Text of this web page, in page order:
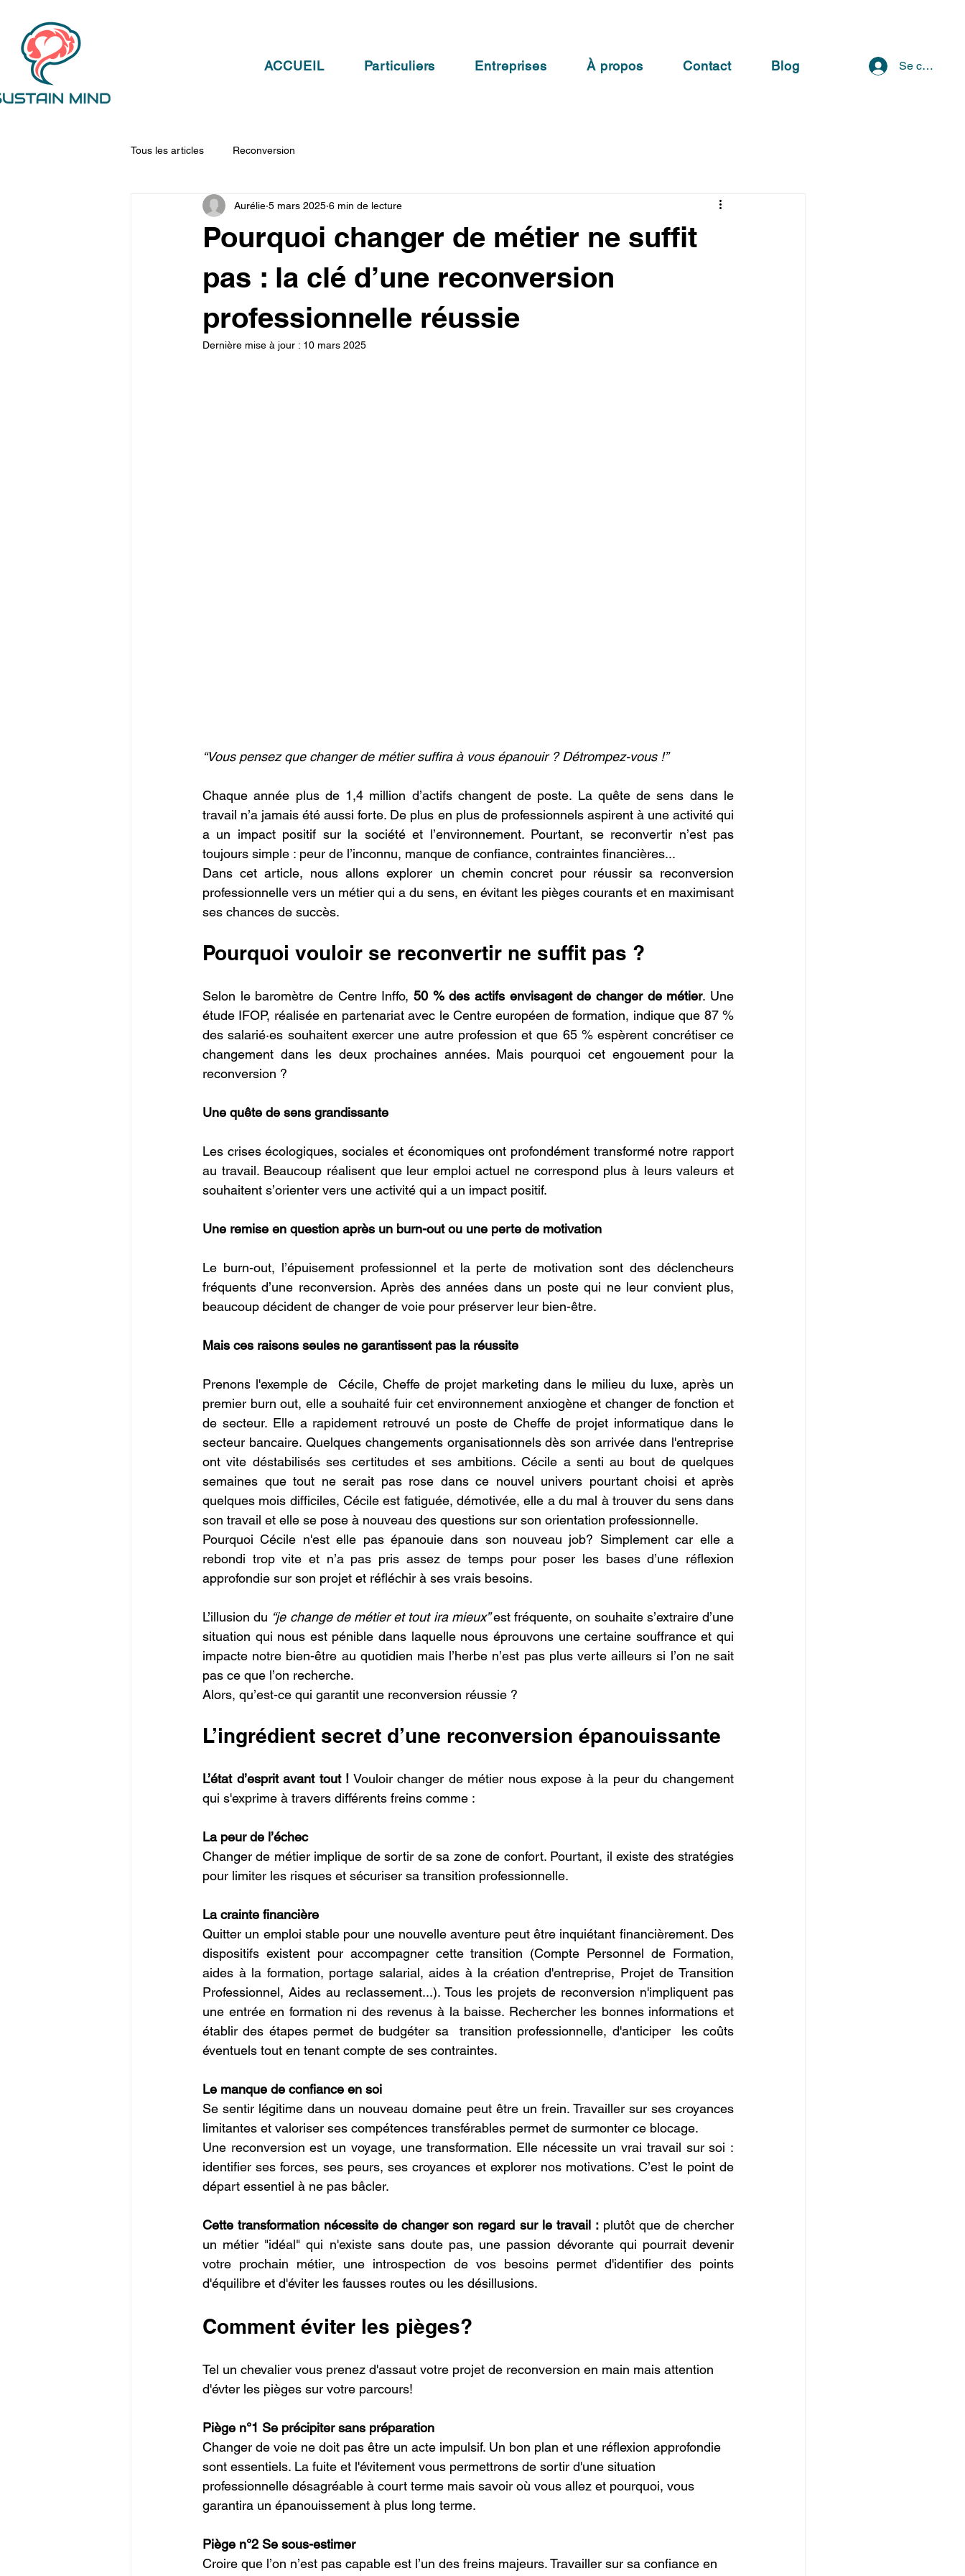
ACCUEIL Particuliers Entreprises À propos Contact Blog Se
Tous les articles Reconversion
Pourquoi changer de métier ne suffit
pas : la clé d’une reconversion
professionnelle réussie
Aurélie 5 mars 2025 6 min de lecture
Dernière mise à jour : 10 mars 2025
“Vous pensez que changer de métier suffira à vous épanouir ? Détrompez-vous !”
Chaque année plus de 1,4 million d’actifs changent de poste. La quête de sens dans le
travail n’a jamais été aussi forte. De plus en plus de professionnels aspirent à une activité qui
a un impact positif sur la société et l’environnement. Pourtant, se reconvertir n’est pas
toujours simple : peur de l’inconnu, manque de confiance, contraintes financières...
Dans cet article, nous allons explorer un chemin concret pour réussir sa reconversion
professionnelle vers un métier qui a du sens, en évitant les pièges courants et en maximisant
ses chances de succès.
Pourquoi vouloir se reconvertir ne suffit pas ?
Selon le baromètre de Centre Inffo, 50 % des actifs envisagent de changer de métier. Une
étude IFOP, réalisée en partenariat avec le Centre européen de formation, indique que 87 %
des salarié·es souhaitent exercer une autre profession et que 65 % espèrent concrétiser ce
changement dans les deux prochaines années. Mais pourquoi cet engouement pour la
reconversion ?
Une quête de sens grandissante
Les crises écologiques, sociales et économiques ont profondément transformé notre rapport
au travail. Beaucoup réalisent que leur emploi actuel ne correspond plus à leurs valeurs et
souhaitent s’orienter vers une activité qui a un impact positif.
Une remise en question après un burn-out ou une perte de motivation
Le burn-out, l’épuisement professionnel et la perte de motivation sont des déclencheurs
fréquents d’une reconversion. Après des années dans un poste qui ne leur convient plus,
beaucoup décident de changer de voie pour préserver leur bien-être.
Mais ces raisons seules ne garantissent pas la réussite
Prenons l'exemple de  Cécile, Cheffe de projet marketing dans le milieu du luxe, après un
premier burn out, elle a souhaité fuir cet environnement anxiogène et changer de fonction et
de secteur. Elle a rapidement retrouvé un poste de Cheffe de projet informatique dans le
secteur bancaire. Quelques changements organisationnels dès son arrivée dans l'entreprise
ont vite déstabilisés ses certitudes et ses ambitions. Cécile a senti au bout de quelques
semaines que tout ne serait pas rose dans ce nouvel univers pourtant choisi et après
quelques mois difficiles, Cécile est fatiguée, démotivée, elle a du mal à trouver du sens dans
son travail et elle se pose à nouveau des questions sur son orientation professionnelle.
Pourquoi Cécile n'est elle pas épanouie dans son nouveau job? Simplement car elle a
rebondi trop vite et n’a pas pris assez de temps pour poser les bases d’une réflexion
approfondie sur son projet et réfléchir à ses vrais besoins.
L’illusion du “je change de métier et tout ira mieux” est fréquente, on souhaite s’extraire d’une
situation qui nous est pénible dans laquelle nous éprouvons une certaine souffrance et qui
impacte notre bien-être au quotidien mais l’herbe n’est pas plus verte ailleurs si l’on ne sait
pas ce que l’on recherche.
Alors, qu’est-ce qui garantit une reconversion réussie ?
L’ingrédient secret d’une reconversion épanouissante
L’état d’esprit avant tout ! Vouloir changer de métier nous expose à la peur du changement
qui s'exprime à travers différents freins comme :
La peur de l’échec
Changer de métier implique de sortir de sa zone de confort. Pourtant, il existe des stratégies
pour limiter les risques et sécuriser sa transition professionnelle.
La crainte financière
Quitter un emploi stable pour une nouvelle aventure peut être inquiétant financièrement. Des
dispositifs existent pour accompagner cette transition (Compte Personnel de Formation,
aides à la formation, portage salarial, aides à la création d'entreprise, Projet de Transition
Professionnel, Aides au reclassement...). Tous les projets de reconversion n'impliquent pas
une entrée en formation ni des revenus à la baisse. Rechercher les bonnes informations et
établir des étapes permet de budgéter sa  transition professionnelle, d'anticiper  les coûts
éventuels tout en tenant compte de ses contraintes.
Le manque de confiance en soi
Se sentir légitime dans un nouveau domaine peut être un frein. Travailler sur ses croyances
limitantes et valoriser ses compétences transférables permet de surmonter ce blocage.
Une reconversion est un voyage, une transformation. Elle nécessite un vrai travail sur soi :
identifier ses forces, ses peurs, ses croyances et explorer nos motivations. C’est le point de
départ essentiel à ne pas bâcler.
Cette transformation nécessite de changer son regard sur le travail : plutôt que de chercher
un métier "idéal" qui n'existe sans doute pas, une passion dévorante qui pourrait devenir
votre prochain métier, une introspection de vos besoins permet d'identifier des points
d'équilibre et d'éviter les fausses routes ou les désillusions.
Comment éviter les pièges?
Tel un chevalier vous prenez d'assaut votre projet de reconversion en main mais attention
d'évter les pièges sur votre parcours!
Piège n°1 Se précipiter sans préparation
Changer de voie ne doit pas être un acte impulsif. Un bon plan et une réflexion approfondie
sont essentiels. La fuite et l'évitement vous permettrons de sortir d'une situation
professionnelle désagréable à court terme mais savoir où vous allez et pourquoi, vous
garantira un épanouissement à plus long terme.
Piège n°2 Se sous-estimer
Croire que l’on n’est pas capable est l’un des freins majeurs. Travailler sur sa confiance en